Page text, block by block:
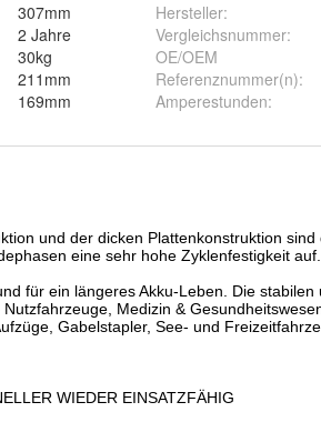
307mm
2 Jahre
30kg
211mm
169mm
Hersteller:
Vergleichsnummer:
OE/OEM
Referenznummer(n):
Amperestunden: